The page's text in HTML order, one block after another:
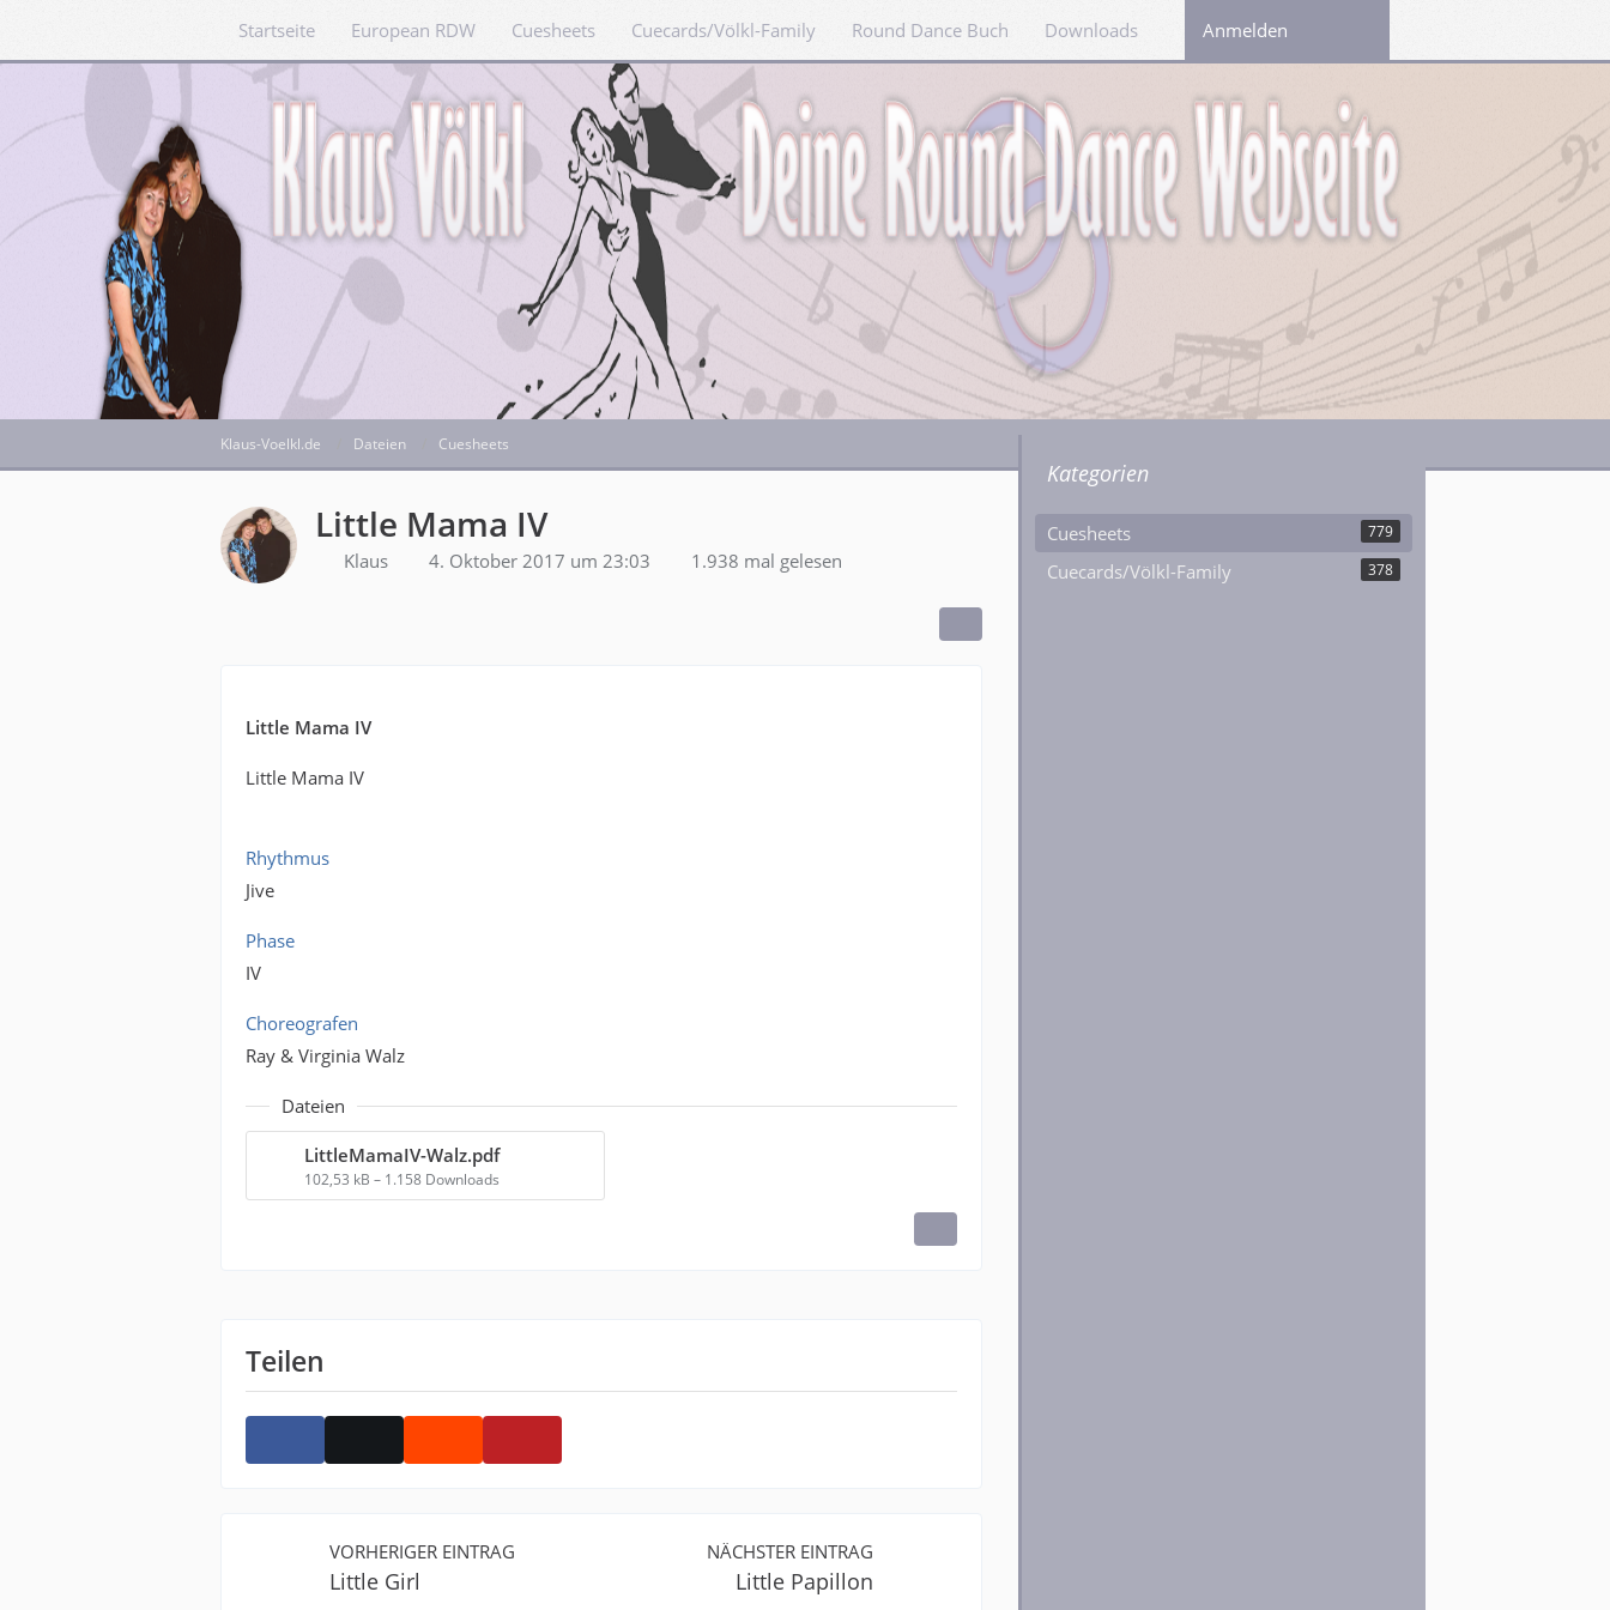
Startseite European RDW Cuesheets Cuecards/Völkl-Family Round Dance Buch Downloads LinksAnmelden
Klaus-Voelkl.de Dateien Cuesheets
Little Mama IV
Klaus 4. Oktober 2017 um 23:03 1.938 mal gelesen
Little Mama IV
Little Mama IV
Rhythmus
Jive
Phase
IV
Choreografen
Ray & Virginia Walz
Dateien
LittleMamaIV-Walz.pdf
102,53 kB – 1.158 Downloads
Teilen
VORHERIGER EINTRAG
Little Girl
NÄCHSTER EINTRAG
Little Papillon
Kategorien
Cuesheets 779
Cuecards/Völkl-Family 378